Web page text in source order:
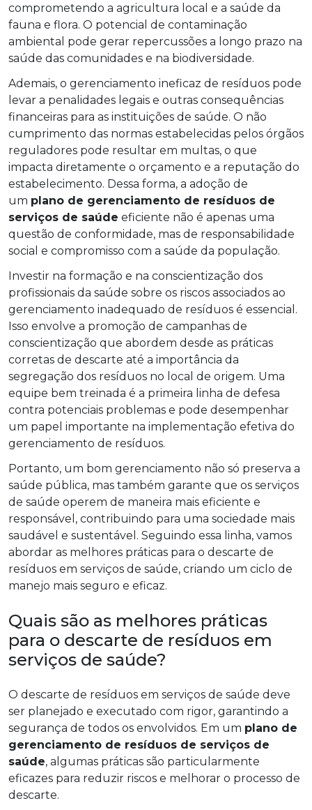
comprometendo a agricultura local e a saúde da
fauna e flora. O potencial de contaminação
ambiental pode gerar repercussões a longo prazo na
saúde das comunidades e na biodiversidade.
Ademais, o gerenciamento ineficaz de resíduos pode
levar a penalidades legais e outras consequências
financeiras para as instituições de saúde. O não
cumprimento das normas estabelecidas pelos órgãos
reguladores pode resultar em multas, o que
impacta diretamente o orçamento e a reputação do
estabelecimento. Dessa forma, a adoção de
um plano de gerenciamento de resíduos de
serviços de saúde eficiente não é apenas uma
questão de conformidade, mas de responsabilidade
social e compromisso com a saúde da população.
Investir na formação e na conscientização dos
profissionais da saúde sobre os riscos associados ao
gerenciamento inadequado de resíduos é essencial.
Isso envolve a promoção de campanhas de
conscientização que abordem desde as práticas
corretas de descarte até a importância da
segregação dos resíduos no local de origem. Uma
equipe bem treinada é a primeira linha de defesa
contra potenciais problemas e pode desempenhar
um papel importante na implementação efetiva do
gerenciamento de resíduos.
Portanto, um bom gerenciamento não só preserva a
saúde pública, mas também garante que os serviços
de saúde operem de maneira mais eficiente e
responsável, contribuindo para uma sociedade mais
saudável e sustentável. Seguindo essa linha, vamos
abordar as melhores práticas para o descarte de
resíduos em serviços de saúde, criando um ciclo de
manejo mais seguro e eficaz.
Quais são as melhores práticas
para o descarte de resíduos em
serviços de saúde?
O descarte de resíduos em serviços de saúde deve
ser planejado e executado com rigor, garantindo a
segurança de todos os envolvidos. Em um plano de
gerenciamento de resíduos de serviços de
saúde, algumas práticas são particularmente
eficazes para reduzir riscos e melhorar o processo de
descarte.